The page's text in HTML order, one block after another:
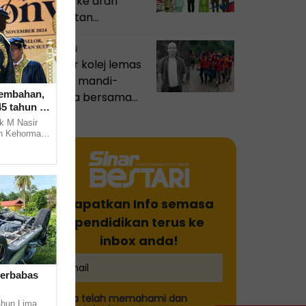
akauntan
profesional
BULETIN
Pelajar kolej lemas
ketika mandi-
manda bersama
sembilan rakan
Dapatkan Info semasa
pendidikan terus ke
inbox anda!
Saya telah memahami dan
tahun -
M Nasir
Kehormat
Lima